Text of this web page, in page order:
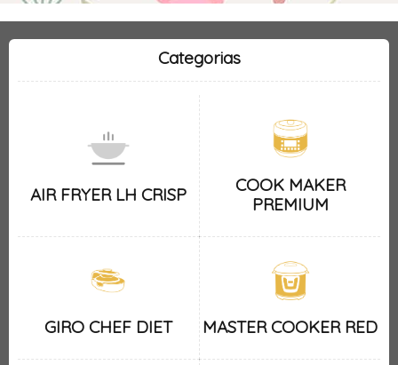
Categorias
AIR FRYER LH CRISP
COOK MAKER
PREMIUM
GIRO CHEF DIET MASTER COOKER RED